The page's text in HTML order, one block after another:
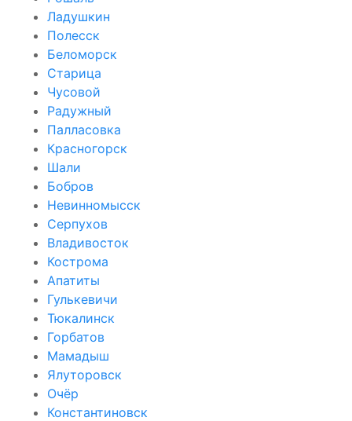
Ладушкин
Полесск
Беломорск
Старица
Чусовой
Радужный
Палласовка
Красногорск
Шали
Бобров
Невинномысск
Серпухов
Владивосток
Кострома
Апатиты
Гулькевичи
Тюкалинск
Горбатов
Мамадыш
Ялуторовск
Очёр
Константиновск